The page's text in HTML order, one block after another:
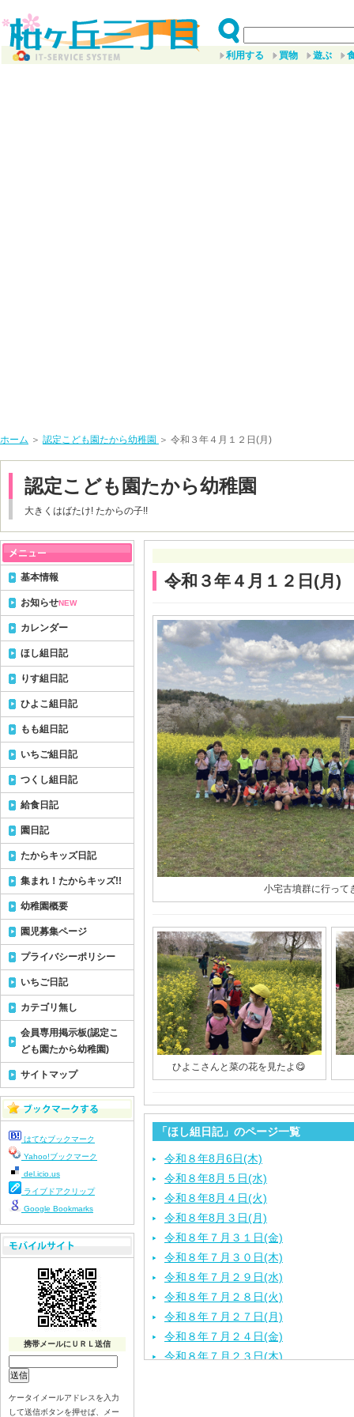
利用する 買物 遊ぶ
ホーム ＞ 認定こども園たから幼稚園 ＞ 令和３年４月１２日(月)
認定こども園たから幼稚園
大きくはばたけ! たからの子!!
令和３年４月１２日(月)
小宅古墳群に行って
ひよこさんと菜の花を見たよ😋
「ほし組日記」のページ一覧
令和８年8月6日(木)
令和８年8月５日(水)
令和８年8月４日(火)
令和８年8月３日(月)
令和８年７月３１日(金)
令和８年７月３０日(木)
令和８年７月２９日(水)
令和８年７月２８日(火)
令和８年７月２７日(月)
令和８年７月２４日(金)
令和８年７月２３日(木)
基本情報
お知らせNEW
カレンダー
ほし組日記
りす組日記
ひよこ組日記
もも組日記
いちご組日記
つくし組日記
給食日記
園日記
たからキッズ日記
集まれ！たからキッズ!!
幼稚園概要
園児募集ページ
プライバシーポリシー
いちご日記
カテゴリ無し
会員専用掲示板(認定こ
ども園たから幼稚園)
サイトマップ
はてなブックマーク
Yahoo!ブックマーク
del.icio.us
ライブドアクリップ
Google Bookmarks
携帯メールにＵＲＬ送信
ケータイメールアドレスを入力
して送信ボタンを押せば、メー